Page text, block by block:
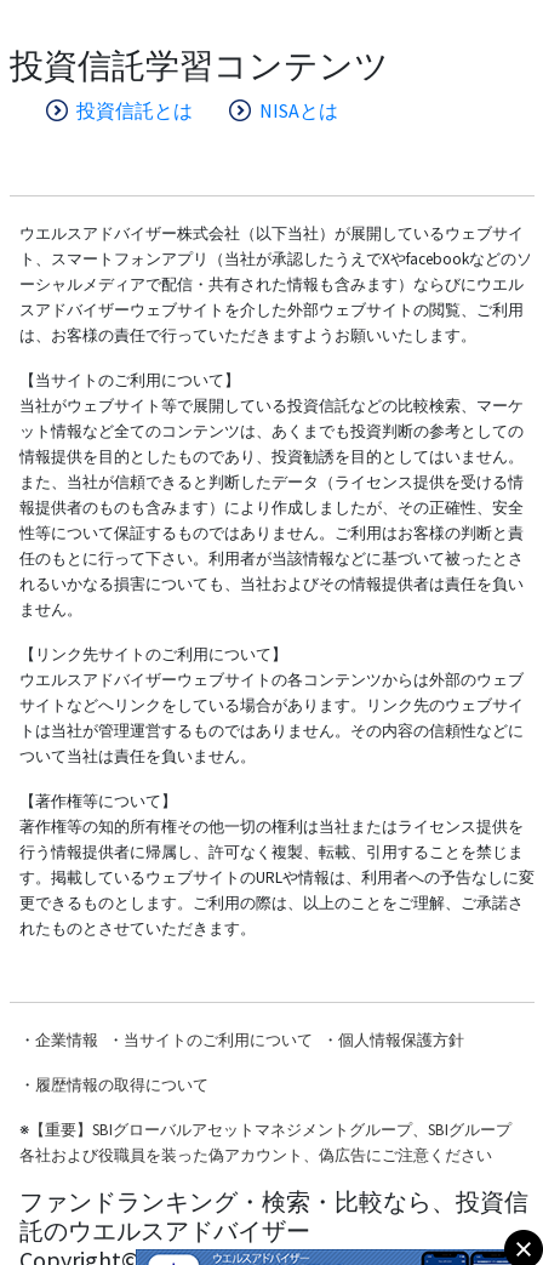
投資信託学習コンテンツ
投資信託とは NISAとは
ウエルスアドバイザー株式会社（以下当社）が展開しているウェブサイ
ト、スマートフォンアプリ（当社が承認したうえでXやfacebookなどのソ
ーシャルメディアで配信・共有された情報も含みます）ならびにウエル
スアドバイザーウェブサイトを介した外部ウェブサイトの閲覧、ご利用
は、お客様の責任で行っていただきますようお願いいたします。
【当サイトのご利用について】
当社がウェブサイト等で展開している投資信託などの比較検索、マーケ
ット情報など全てのコンテンツは、あくまでも投資判断の参考としての
情報提供を目的としたものであり、投資勧誘を目的としてはいません。
また、当社が信頼できると判断したデータ（ライセンス提供を受ける情
報提供者のものも含みます）により作成しましたが、その正確性、安全
性等について保証するものではありません。ご利用はお客様の判断と責
任のもとに行って下さい。利用者が当該情報などに基づいて被ったとさ
れるいかなる損害についても、当社およびその情報提供者は責任を負い
ません。
【リンク先サイトのご利用について】
ウエルスアドバイザーウェブサイトの各コンテンツからは外部のウェブ
サイトなどへリンクをしている場合があります。リンク先のウェブサイ
トは当社が管理運営するものではありません。その内容の信頼性などに
ついて当社は責任を負いません。
【著作権等について】
著作権等の知的所有権その他一切の権利は当社またはライセンス提供を
行う情報提供者に帰属し、許可なく複製、転載、引用することを禁じま
す。掲載しているウェブサイトのURLや情報は、利用者への予告なしに変
更できるものとします。ご利用の際は、以上のことをご理解、ご承諾さ
れたものとさせていただきます。
・ 企業情報 ・ 当サイトのご利用について ・ 個人情報保護方針
・ 履歴情報の取得について
※【重要】SBIグローバルアセットマネジメントグループ、SBIグループ
各社および役職員を装った偽アカウント、偽広告にご注意ください
ファンドランキング・検索・比較なら、投資信
託のウエルスアドバイザー